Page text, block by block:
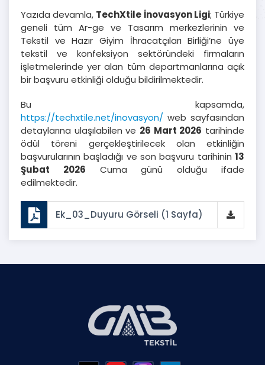
Yazıda devamla, TechXtile İnovasyon Ligi; Türkiye
geneli tüm Ar-ge ve Tasarım merkezlerinin ve
Tekstil ve Hazır Giyim İhracatçıları Birliği’ne üye
tekstil ve konfeksiyon sektöründeki firmaların
işletmelerinde yer alan tüm departmanlarına açık
bir başvuru etkinliği olduğu bildirilmektedir.
Bu kapsamda,
https://techxtile.net/inovasyon/ web sayfasından
detaylarına ulaşılabilen ve 26 Mart 2026 tarihinde
ödül töreni gerçekleştirilecek olan etkinliğin
başvurularının başladığı ve son başvuru tarihinin 13
Şubat 2026 Cuma günü olduğu ifade
edilmektedir.
Ek_03_Duyuru Görseli (1 Sayfa)